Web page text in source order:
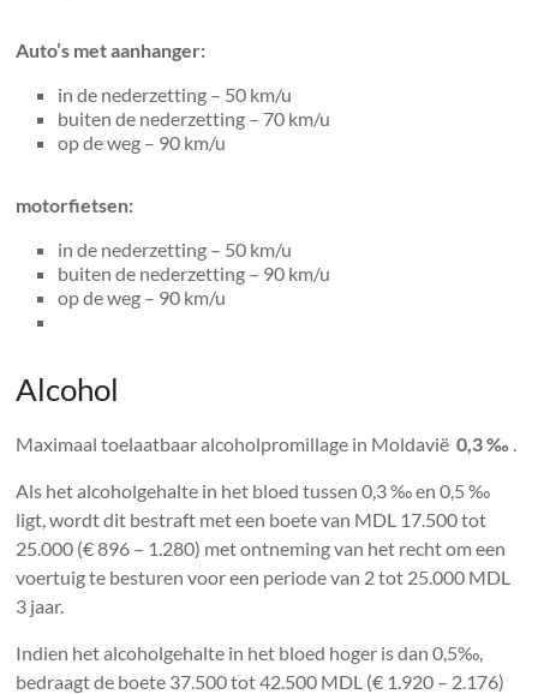
Auto’s met aanhanger:
in de nederzetting – 50 km/u
buiten de nederzetting – 70 km/u
op de weg – 90 km/u
motorfietsen:
in de nederzetting – 50 km/u
buiten de nederzetting – 90 km/u
op de weg – 90 km/u
Alcohol
Maximaal toelaatbaar alcoholpromillage in Moldavië0,3 ‰ .
Als het alcoholgehalte in het bloed tussen 0,3 ‰ en 0,5 ‰
ligt, wordt dit bestraft met een boete van MDL 17.500 tot
25.000 (€ 896 – 1.280) met ontneming van het recht om een ​​
voertuig te besturen voor een periode van 2 tot 25.000 MDL
3 jaar.
Indien het alcoholgehalte in het bloed hoger is dan 0,5‰,
bedraagt ​​de boete 37.500 tot 42.500 MDL (€ 1.920 – 2.176)